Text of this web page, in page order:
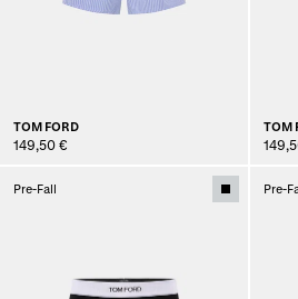
TOM FORD
149,50 €
TOM
Pre-Fall Pre-